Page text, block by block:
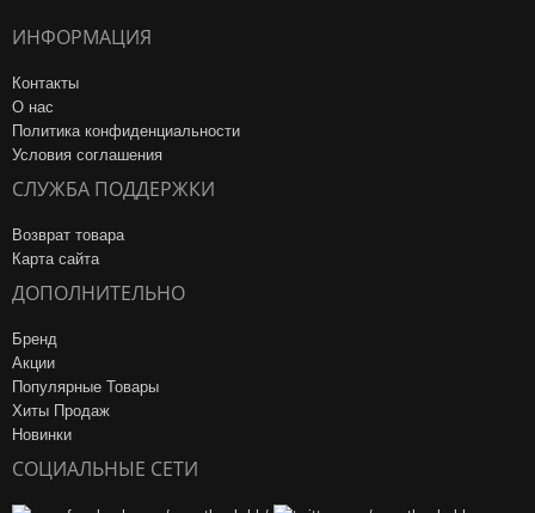
ИНФОРМАЦИЯ
Контакты
О нас
Политика конфиденциальности
Условия соглашения
СЛУЖБА ПОДДЕРЖКИ
Возврат товара
Карта сайта
ДОПОЛНИТЕЛЬНО
Бренд
Акции
Популярные Товары
Хиты Продаж
Новинки
СОЦИАЛЬНЫЕ СЕТИ